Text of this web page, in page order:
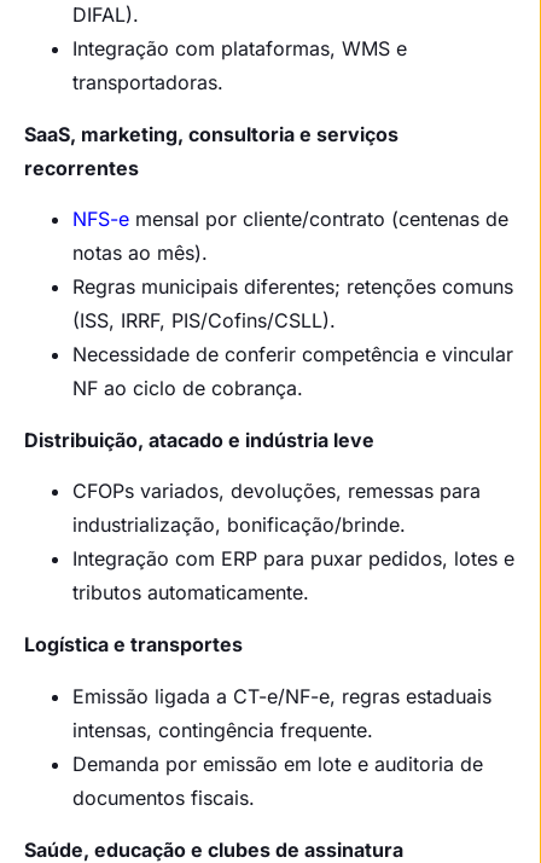
DIFAL).
Integração com plataformas, WMS e
transportadoras.
SaaS, marketing, consultoria e serviços
recorrentes
NFS-e mensal por cliente/contrato (centenas de
notas ao mês).
Regras municipais diferentes; retenções comuns
(ISS, IRRF, PIS/Cofins/CSLL).
Necessidade de conferir competência e vincular
NF ao ciclo de cobrança.
Distribuição, atacado e indústria leve
CFOPs variados, devoluções, remessas para
industrialização, bonificação/brinde.
Integração com ERP para puxar pedidos, lotes e
tributos automaticamente.
Logística e transportes
Emissão ligada a CT-e/NF-e, regras estaduais
intensas, contingência frequente.
Demanda por emissão em lote e auditoria de
documentos fiscais.
Saúde, educação e clubes de assinatura